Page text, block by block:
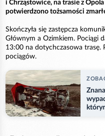
i Chrząstowice, na trasie z
potwierdzono tożsamości
Skończyła się zastępcza
Głównym a Ozimkiem. Pociągi
13:00 na dotychczasowa trasę.
pociągów.